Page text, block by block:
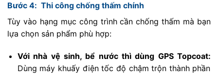
Bước 4: Thi công chống thấm chính
Tùy vào hạng mục công trình cần chống thấm mà bạn
lựa chọn sản phẩm phù hợp:
Với nhà vệ sinh, bể nước thì dùng GPS Topcoat:
Dùng máy khuấy điện tốc độ chậm trộn thành phần